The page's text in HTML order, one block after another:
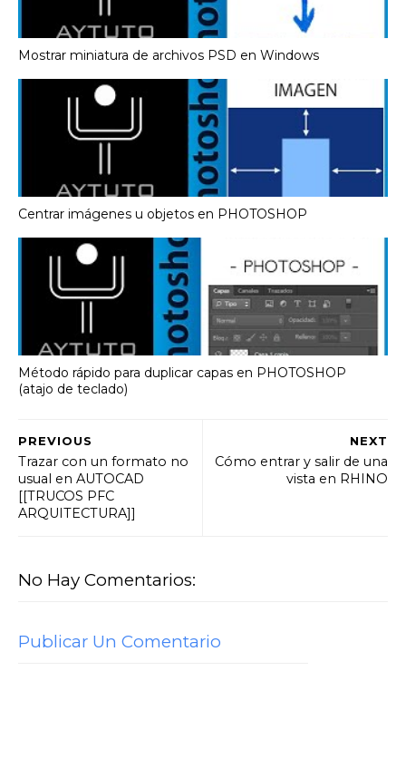
Mostrar miniatura de archivos PSD en Windows
Centrar imágenes u objetos en PHOTOSHOP
Método rápido para duplicar capas en PHOTOSHOP
(atajo de teclado)
NEXT
Cómo entrar y salir de una
vista en RHINO
PREVIOUS
Trazar con un formato no
usual en AUTOCAD
[[TRUCOS PFC
ARQUITECTURA]]
No Hay Comentarios:
Publicar Un Comentario